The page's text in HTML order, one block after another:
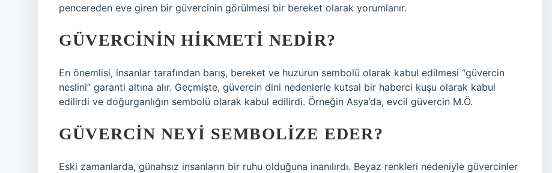
pencereden eve giren bir güvercinin görülmesi bir bereket olarak yorumlanır.
GÜVERCININ HIKMETI NEDIR?
En önemlisi, insanlar tarafından barış, bereket ve huzurun sembolü olarak kabul edilmesi “güvercin
neslini” garanti altına alır. Geçmişte, güvercin dini nedenlerle kutsal bir haberci kuşu olarak kabul
edilirdi ve doğurganlığın sembolü olarak kabul edilirdi. Örneğin Asya’da, evcil güvercin M.Ö.
GÜVERCIN NEYI SEMBOLIZE EDER?
Eski zamanlarda, günahsız insanların bir ruhu olduğuna inanılırdı. Beyaz renkleri nedeniyle güvercinler